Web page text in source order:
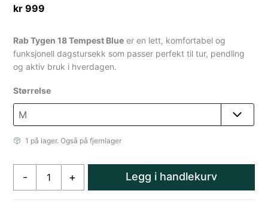
kr 999
Rab Tygen 18 Tempest Blue er en lett, komfortabel og
funksjonell dagstursekk som passer perfekt til tur, pendling
og aktiv bruk i hverdagen.
Størrelse
1 på lager. Også på fjernlager
- + Legg i handlekurv